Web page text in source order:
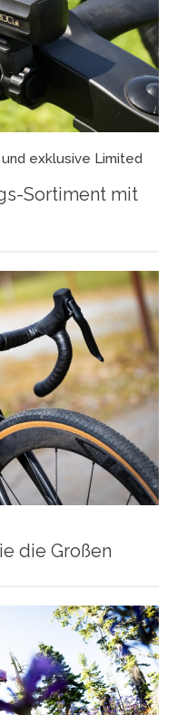
exklusive Limited
Sortiment mit
die Großen